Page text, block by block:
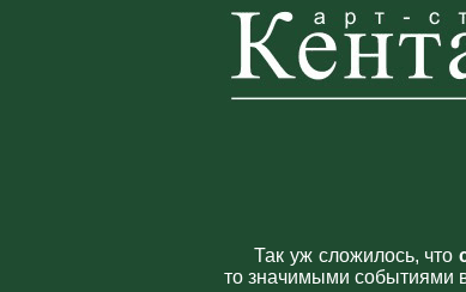
Так уж сложилось, что
то значимыми событиями